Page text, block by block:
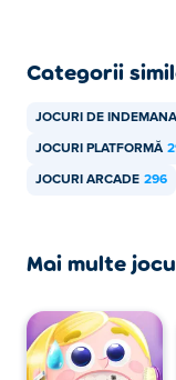
Categorii
JOCURI DE
JOCURI PLATFORMĂ
JOCURI ARCADE 296
Mai multe